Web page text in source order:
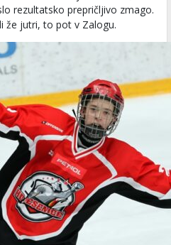
rezultatsko prepričljivo zmago.
že jutri, to pot v Zalogu.